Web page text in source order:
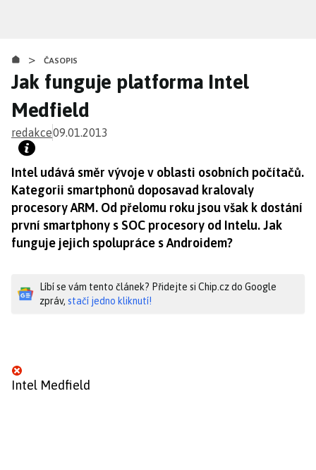
obsahu
> ČASOPIS
Jak funguje platforma Intel
Medfield
redakce09.01.2013
Intel udává směr vývoje v oblasti osobních počítačů.
Kategorii smartphonů doposavad kralovaly
procesory ARM. Od přelomu roku jsou však k dostání
první smartphony s SOC procesory od Intelu. Jak
funguje jejich spolupráce s Androidem?
Líbí se vám tento článek? Přidejte si Chip.cz do Google
zpráv, stačí jedno kliknutí!
Intel Medfield